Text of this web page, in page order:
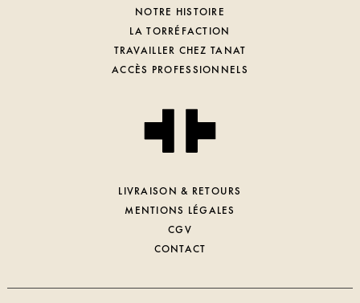
NOTRE HISTOIRE
LA TORRÉFACTION
TRAVAILLER CHEZ TANAT
ACCÈS PROFESSIONNELS
LIVRAISON & RETOURS
MENTIONS LÉGALES
CGV
CONTACT